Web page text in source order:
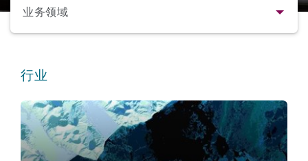
MRO (Maintenance, Repair &
Healthcare
管法规与调查
尔本
德里 – 联营办公室
斯
萨斯城
斯维加斯
杉矶
塞尔多夫
丁堡
拉斯哥（G1大厦）
业务领域
业务领域
行业
保险和再保险